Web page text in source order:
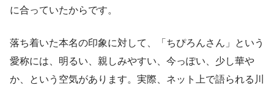
に合っていたからです。
落ち着いた本名の印象に対して、「ちぴろんさん」という
愛称には、明るい、親しみやすい、今っぽい、少し華や
か、という空気があります。実際、ネット上で語られる川